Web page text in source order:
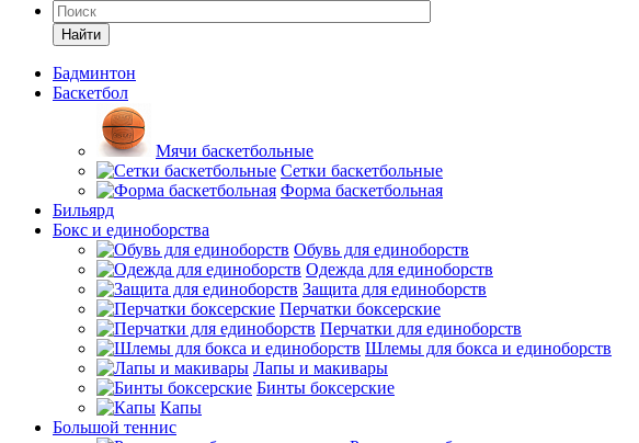
Найти
Бадминтон
Баскетбол
Мячи баскетбольные
Сетки баскетбольные
Форма баскетбольная
Бильярд
Бокс и единоборства
Обувь для единоборств
Одежда для единоборств
Защита для единоборств
Перчатки боксерские
Перчатки для единоборств
Шлемы для бокса и единоборств
Лапы и макивары
Бинты боксерские
Капы
Большой теннис